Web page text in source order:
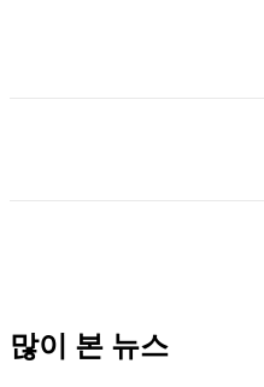
많이 본 뉴스